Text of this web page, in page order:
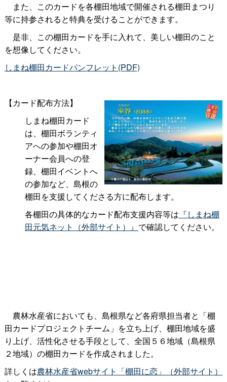
また、このカードを各棚田地域で開催される棚田まつり
等に持参されると特典を受けることができます。
是非、この棚田カードを手に入れて、美しい棚田のこと
を想像してください。
しまね棚田カードパンフレット(PDF)
【カード配布方法】
しまね棚田カード
は、棚田ボランティ
アへの参加や棚田オ
ーナー会員への登
録、棚田イベントへ
の参加など、島根の
棚田を支援してくださる方に配布します。
各棚田の具体的なカード配布支援内容等は 『しまね棚
田元気ネット（外部サイト）』 で確認してください。
農林水産省においても、島根県など各府県担当者と「棚
田カードプロジェクトチーム」を立ち上げ、棚田地域を盛
り上げ、活性化させる手段として、全国５６地域（島根県
２地域）の棚田カードを作成されました。
詳しくは農林水産省webサイト「棚田に恋」（外部サイト）